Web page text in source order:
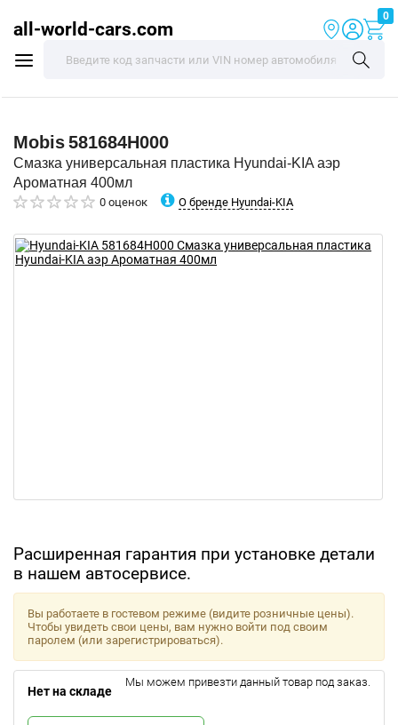
all-world-cars.com
0
Mobis581684H000
Смазка универсальная пластика Hyundai-KIA аэр
Ароматная 400мл
0 оценок О бренде Hyundai-KIA
Расширенная гарантия при установке детали
в нашем автосервисе.
Вы работаете в гостевом режиме (видите розничные цены).
Чтобы увидеть свои цены, вам нужно войти под своим
паролем (или зарегистрироваться).
Нет на складе
Мы можем привезти данный товар под заказ.